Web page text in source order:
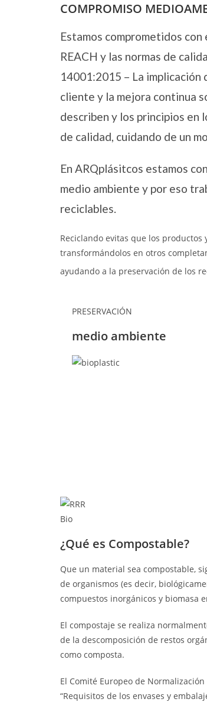
COMPROMISO
Estamos comprometidos
REACH y las normas de
14001:2015 – La
cliente y la mejora continua
describen y los principios en
de calidad, cuidando de un
En ARQplásitcos estamos
medio ambiente y por eso
reciclables.
Reciclando evitas que los
transformándolos en otros
ayudando a la preservación de los
PRESERVACIÓN
medio ambiente
Bio
¿Qué es Compostable?
Que un material sea compostable,
de organismos (es decir,
compuestos inorgánicos y biomasa
El compostaje se realiza
de la descomposición de restos
como composta.
El Comité Europeo de
“Requisitos de los envases y